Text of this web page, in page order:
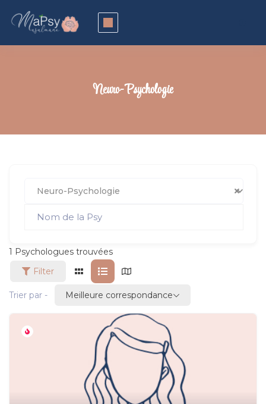
Neuro-Psychologie
Neuro-Psychologie
1 Psychologues trouvées
Filter
Trier par - Meilleure correspondance